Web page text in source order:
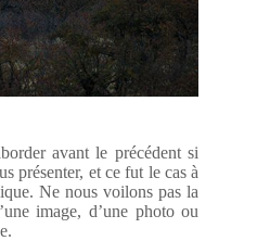
avant le précédent si
présenter, et ce fut le cas à
Ne nous voilons pas la
image, d’une photo ou